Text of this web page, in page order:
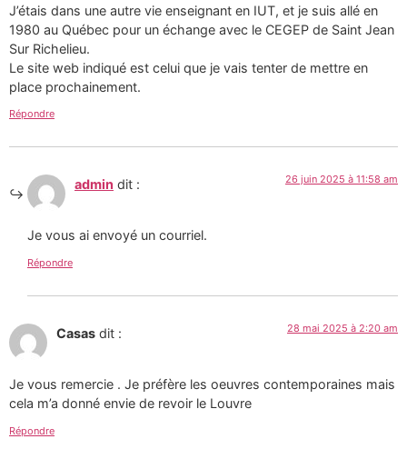
J’étais dans une autre vie enseignant en IUT, et je suis allé en
1980 au Québec pour un échange avec le CEGEP de Saint Jean
Sur Richelieu.
Le site web indiqué est celui que je vais tenter de mettre en
place prochainement.
Répondre
admin dit : 26 juin 2025 à 11:58 am
Je vous ai envoyé un courriel.
Répondre
Casas dit : 28 mai 2025 à 2:20 am
Je vous remercie . Je préfère les oeuvres contemporaines mais
cela m’a donné envie de revoir le Louvre
Répondre